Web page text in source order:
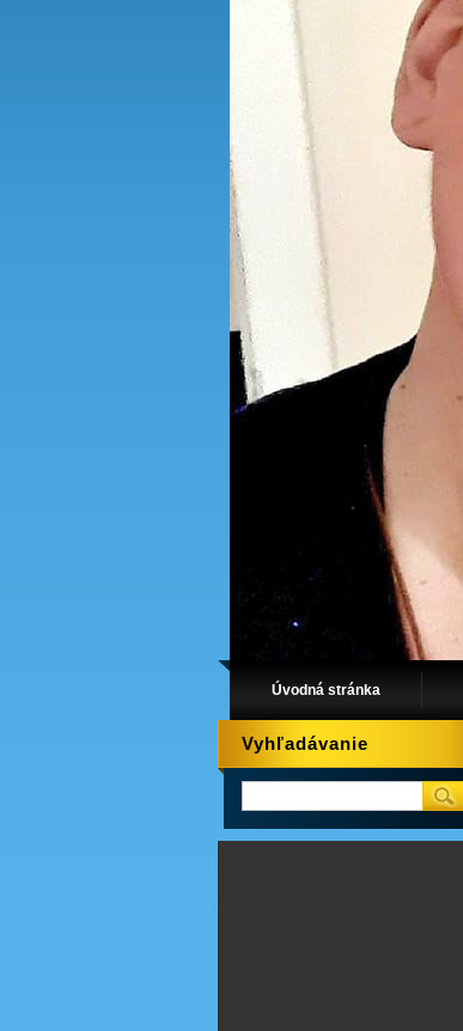
Úvodná stránka
Vyhľadávanie